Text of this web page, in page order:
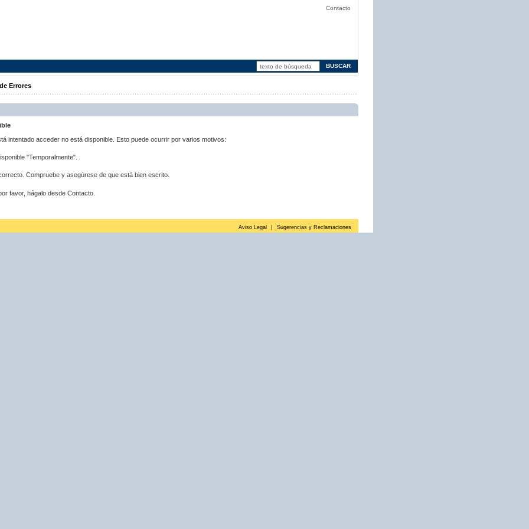
Contacto
Errores
intentado acceder no está disponible. Esto puede ocurrir por varios motivos:
"Temporalmente".
Compruebe y asegúrese de que está bien escrito.
favor, hágalo desde Contacto.
Aviso Legal Sugerencias y Reclamaciones